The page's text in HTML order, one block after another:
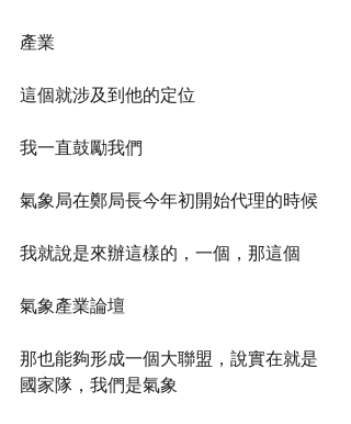
產業
這個就涉及到他的定位
我一直鼓勵我們
氣象局在鄭局長今年初開始代理的時候
我就說是來辦這樣的，一個，那這個
氣象產業論壇
那也能夠形成一個大聯盟，說實在就是
國家隊，我們是氣象